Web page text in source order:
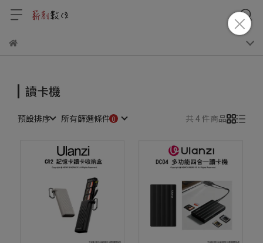
讀卡機
預設排序 所有篩選條件 共 4 件商品